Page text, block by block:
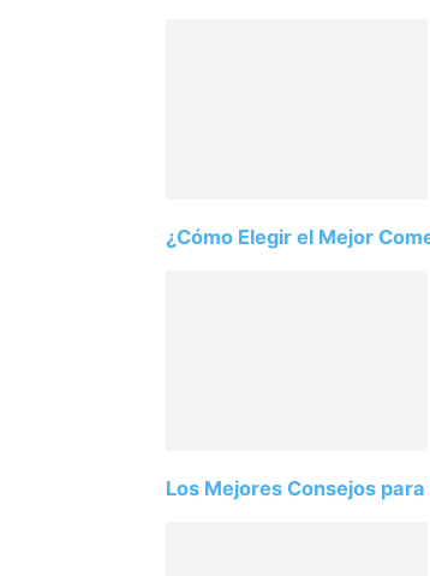
¿Cómo Elegir el Mejor
Los Mejores Consejos